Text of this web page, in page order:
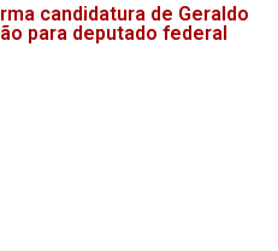
candidatura de Geraldo
para deputado federal